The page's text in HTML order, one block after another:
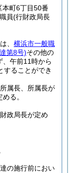
本町6丁目50番
員(行財政局長
、 横浜市一般職
第8号)その他の
、午前11時から
することができ
属長、所属長が
る。
政局長が定め
の施行前におい